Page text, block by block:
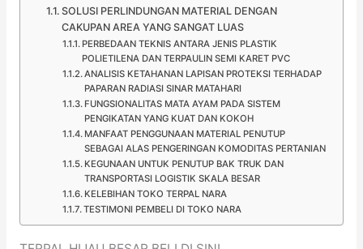
SOLUSI PERLINDUNGAN MATERIAL DENGAN
CAKUPAN AREA YANG SANGAT LUAS
PERBEDAAN TEKNIS ANTARA JENIS PLASTIK
POLIETILENA DAN TERPAULIN SEMI KARET PVC
ANALISIS KETAHANAN LAPISAN PROTEKSI TERHADAP
PAPARAN RADIASI SINAR MATAHARI
FUNGSIONALITAS MATA AYAM PADA SISTEM
PENGIKATAN YANG KUAT DAN KOKOH
MANFAAT PENGGUNAAN MATERIAL PENUTUP
SEBAGAI ALAS PENGERINGAN KOMODITAS PERTANIAN
KEGUNAAN UNTUK PENUTUP BAK TRUK DAN
TRANSPORTASI LOGISTIK SKALA BESAR
KELEBIHAN TOKO TERPAL NARA
TESTIMONI PEMBELI DI TOKO NARA